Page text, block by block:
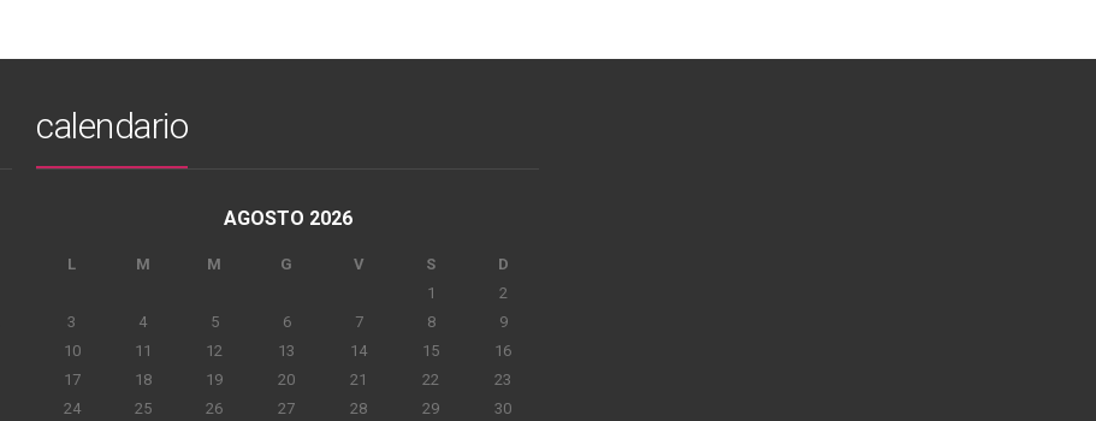
calendario
AGOSTO 2026
L M M G V S
D
1
2
3
4 5 6 7 8
9
10
11 12 13 14 15
16
17
18 19 20 21 22
23
24
25 26 27 28 29 30